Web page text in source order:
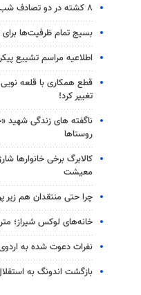
۸ کشته در دو تصادف شب گذشته
بسیج تمام ظرفیت‌ها برای
اطلاعیه مراسم تشییع
قطع همکاری با قلعه
تغییر کرد!
ناگفته های زندگی شهید
روستاها
کالابرگ برخی خانوارها
معیشت
چرا حتی منتقدان هم زیر
خانه‌های لوکس شیراز؛
نفرات دعوت شده به
بازگشت اندونگ به